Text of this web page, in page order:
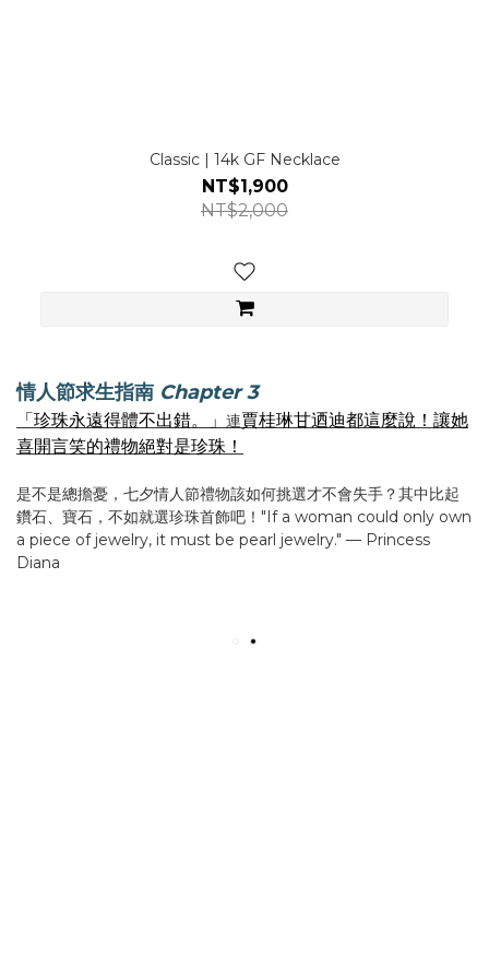
Classic | 14k GF Necklace
NT$1,900
NT$2,000
情人節求生指南 Chapter 3
「珍珠永遠得體不出錯。」 連賈桂琳甘迺迪都這麼說！讓她
喜開言笑的禮物絕對是珍珠！
是不是總擔憂，七夕情人節禮物該如何挑選才不會失手？其中比起
鑽石、寶石，不如就選珍珠首飾吧！"If a woman could only own
a piece of jewelry, it must be pearl jewelry." — Princess
Diana